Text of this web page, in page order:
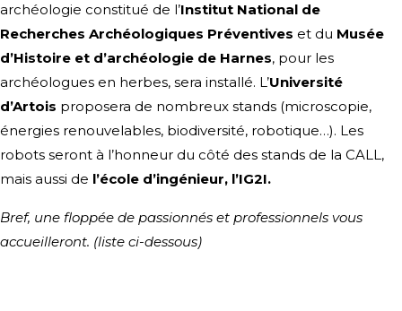
archéologie constitué de l’Institut National de
Recherches Archéologiques Préventives et du Musée
d’Histoire et d’archéologie de Harnes, pour les
archéologues en herbes, sera installé. L’Université
d’Artois proposera de nombreux stands (microscopie,
énergies renouvelables, biodiversité, robotique…). Les
robots seront à l’honneur du côté des stands de la CALL,
mais aussi de l’école d’ingénieur, l’IG2I.
Bref, une floppée de passionnés et professionnels vous
accueilleront. (liste ci-dessous)